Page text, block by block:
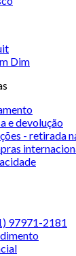
Dim
e devolução
- retirada
97971-2181